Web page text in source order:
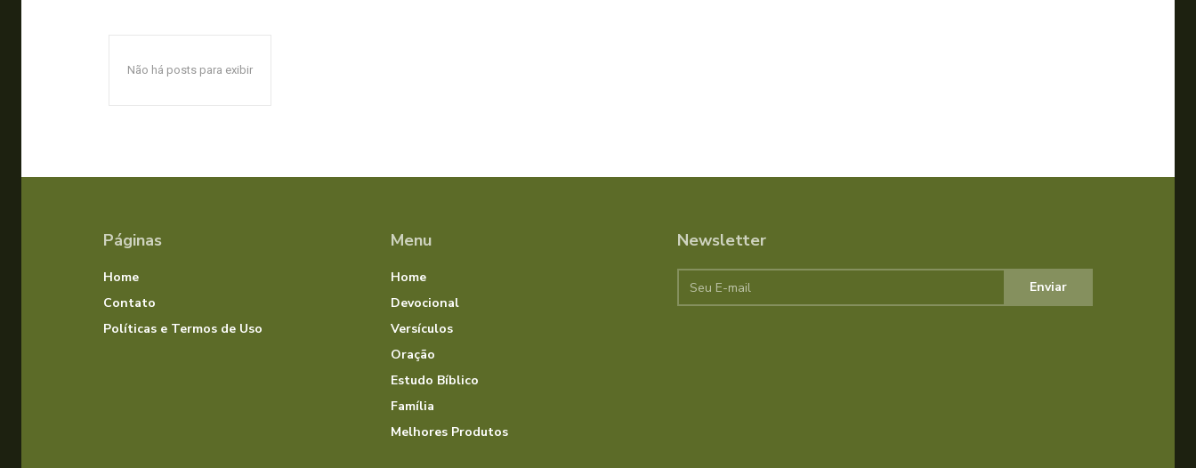
Não há posts para exibir
Páginas
Home
Contato
Políticas e Termos de Uso
Menu
Home
Devocional
Versículos
Oração
Estudo Bíblico
Família
Melhores Produtos
Newsletter
Enviar